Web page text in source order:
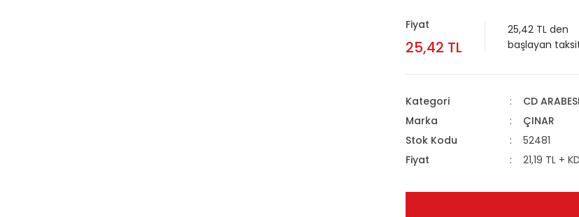
Fiyat
25,42 TL
25,42 TL den
başlayan
Kategori
CD
Marka
ÇINAR
Stok Kodu
52481
Fiyat
21,19 TL +